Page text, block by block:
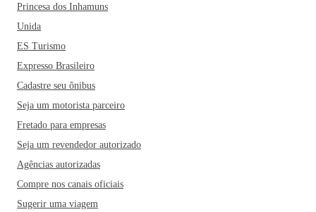
Princesa dos Inhamuns
Unida
ES Turismo
Expresso Brasileiro
Cadastre seu ônibus
Seja um motorista parceiro
Fretado para empresas
Seja um revendedor autorizado
Agências autorizadas
Compre nos canais oficiais
Sugerir uma viagem